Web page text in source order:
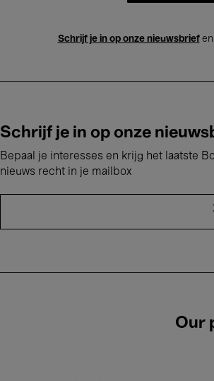
Schrijf je in op onze nieuwsbriefen
Schrijf je in op onze
Bepaal je interesses en krijg het laatste
nieuws recht in je mailbox
Our